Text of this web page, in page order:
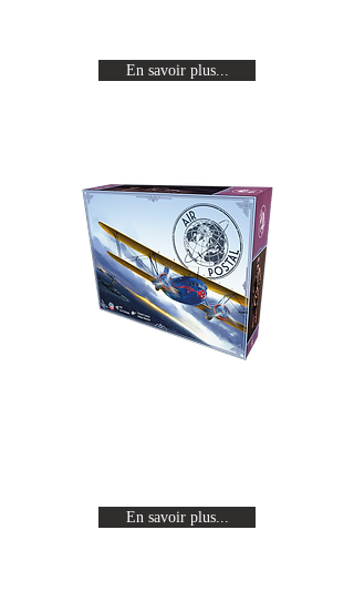
En savoir plus...
En savoir plus...